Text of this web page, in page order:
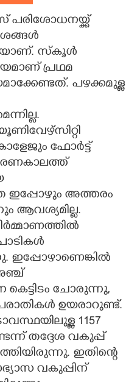
സ്കൂൾ
പ്രഥമ
പഴക്കമുള്ള
ഫോർട്ട്
ഇപ്പോഴും അത്തരം
ആവശ്യമില്ല.
ഇപ്പോഴാണെങ്കിൽ
ചോരുന്നു,
ഉയരാറുണ്ട്.
1157
തദ്ദേശ വകുപ്പ്
ഇതിന്റെ
വകുപ്പിന്